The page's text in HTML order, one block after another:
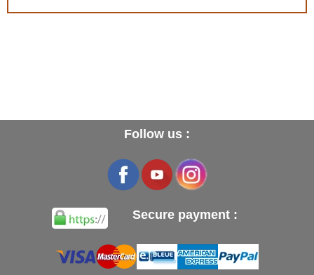
Follow us :
Secure payment :